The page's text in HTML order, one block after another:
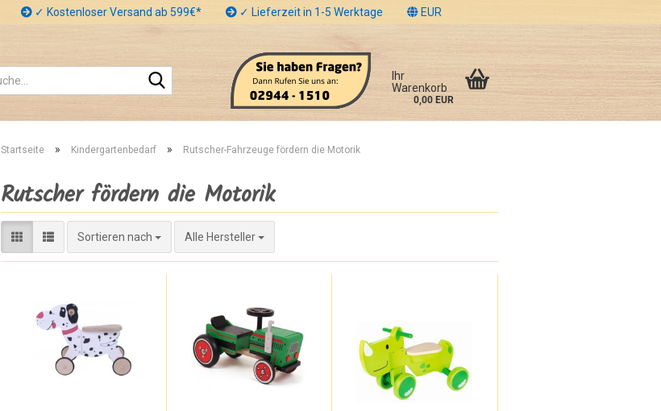
✓ Kostenloser Versand ab 599€* ✓ Lieferzeit in 1-5 Werktage
EUR
Ihr
Warenkorb
0,00 EUR
Startseite » Kindergartenbedarf » Rutscher-Fahrzeuge fördern die Motorik
Rutscher fördern die Motorik
Sortieren nach
Sortieren nach Alle Hersteller